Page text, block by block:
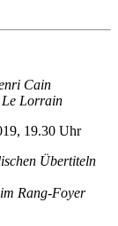
Cain
Le Lorrain
19.30 Uhr
Übertiteln
Rang-Foyer